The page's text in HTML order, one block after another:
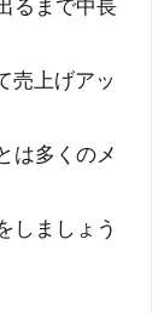
るまで中長
売上げアッ
は多くのメ
しましょう